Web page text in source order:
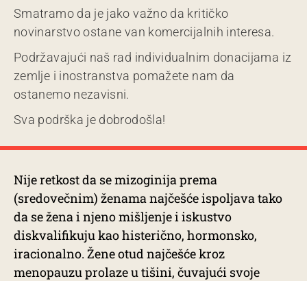
Smatramo da je jako važno da kritičko
novinarstvo ostane van komercijalnih interesa.
Podržavajući naš rad individualnim donacijama iz
zemlje i inostranstva pomažete nam da
ostanemo nezavisni.
Sva podrška je dobrodošla!
Nije retkost da se mizoginija prema
(sredovečnim) ženama najčešće ispoljava tako
da se žena i njeno mišljenje i iskustvo
diskvalifikuju kao histerično, hormonsko,
iracionalno. Žene otud najčešće kroz
menopauzu prolaze u tišini, čuvajući svoje